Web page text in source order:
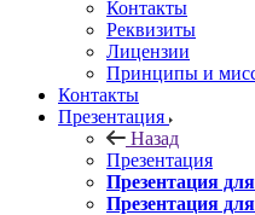
Контакты
Реквизиты
Лицензии
Принципы и
Контакты
Презентация
Назад
Презентация
Презентация
Презентация